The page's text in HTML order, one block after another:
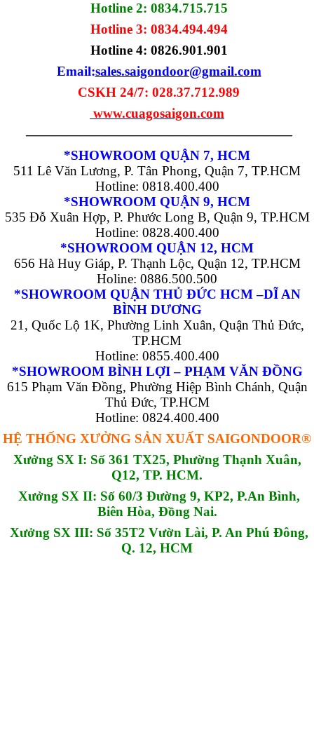
Hotline 2: 0834.715.715
Hotline 3: 0834.494.494
Hotline 4: 0826.901.901
Email:sales.saigondoor@gmail.com
CSKH 24/7: 028.37.712.989
www.cuagosaigon.com
————————————————————
*SHOWROOM QUẬN 7, HCM
511 Lê Văn Lương, P. Tân Phong, Quận 7, TP.HCM
Hotline: 0818.400.400
*SHOWROOM QUẬN 9, HCM
535 Đỗ Xuân Hợp, P. Phước Long B, Quận 9, TP.HCM
Hotline: 0828.400.400
*SHOWROOM QUẬN 12, HCM
656 Hà Huy Giáp, P. Thạnh Lộc, Quận 12, TP.HCM
Holine: 0886.500.500
*SHOWROOM QUẬN THỦ ĐỨC HCM –DĨ AN
BÌNH DƯƠNG
21, Quốc Lộ 1K, Phường Linh Xuân, Quận Thủ Đức,
TP.HCM
Hotline: 0855.400.400
*SHOWROOM BÌNH LỢI – PHẠM VĂN ĐỒNG
615 Phạm Văn Đồng, Phường Hiệp Bình Chánh, Quận
Thủ Đức, TP.HCM
Hotline: 0824.400.400
HỆ THỐNG XƯỞNG SẢN XUẤT SAIGONDOOR®
Xưởng SX I: Số 361 TX25, Phường Thạnh Xuân,
Q12, TP. HCM.
Xưởng SX II: Số 60/3 Đường 9, KP2, P.An Bình,
Biên Hòa, Đồng Nai.
Xưởng SX III: Số 35T2 Vườn Lài, P. An Phú Đông,
Q. 12, HCM